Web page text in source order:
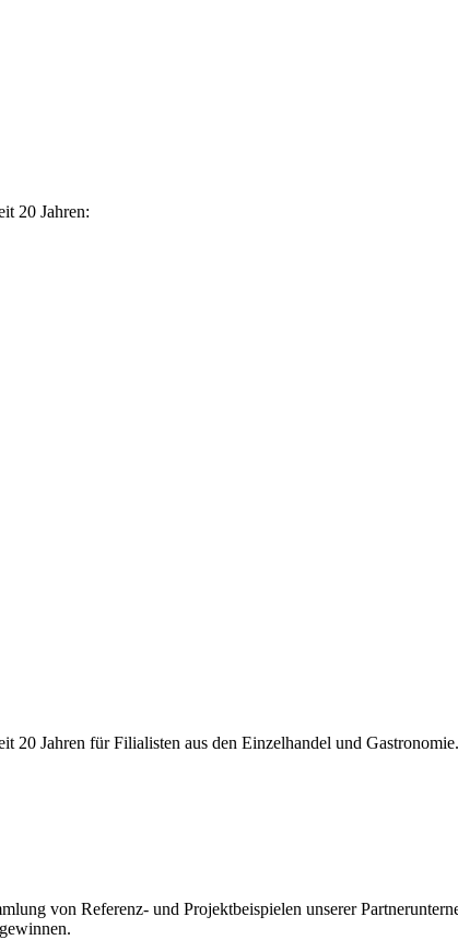
20 Jahren:
20 Jahren für Filialisten aus den Einzelhandel und Gastronomie.
von Referenz- und Projektbeispielen unserer